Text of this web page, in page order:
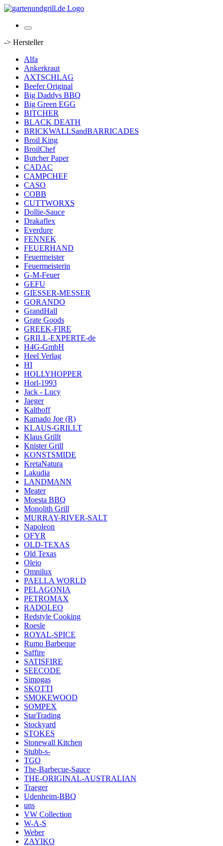
-> Hersteller
Alfa
Ankerkraut
AXTSCHLAG
Beefer Original
Big Daddys BBQ
Big Green EGG
BITCHER
BLACK DEATH
BRICKWALLSandBARRICADES
Broil King
BroilChef
Butcher Paper
CADAC
CAMPCHEF
CASO
COBB
CUTTWORXS
Dollie-Sauce
Drakaflex
Everdure
FENNEK
FEUERHAND
Feuermeister
Feuermeisterin
G-M-Feuer
GEFU
GIESSER-MESSER
GORANDO
GrandHall
Grate Goods
GREEK-FIRE
GRILL-EXPERTE-de
H4G-GmbH
Heel Verlag
HI
HOLLYHOPPER
Horl-1993
Jack - Lucy
Jaeger
Kalthoff
Kamado Joe (R)
KLAUS-GRILLT
Klaus Grillt
Knister Grill
KONSTSMIDE
KretaNatura
Lakudia
LANDMANN
Meater
Moesta BBQ
Monolith Grill
MURRAY-RIVER-SALT
Napoleon
OFYR
OLD-TEXAS
Old Texas
Oleio
Omnilux
PAELLA WORLD
PELAGONIA
PETROMAX
RADOLEO
Redstyle Cooking
Roesle
ROYAL-SPICE
Rumo Barbeque
Saffire
SATISFIRE
SEECODE
Simogas
SKOTTI
SMOKEWOOD
SOMPEX
StarTrading
Stockyard
STOKES
Stonewall Kitchen
Stubb-s-
TGO
The-Barbecue-Sauce
THE-ORIGINAL-AUSTRALIAN
Traeger
Udenheim-BBQ
uns
VW Collection
W-A-S
Weber
ZAYIKO